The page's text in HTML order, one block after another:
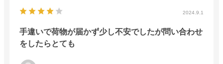
2024.9.1
手違いで荷物が届かず少し不安でしたが問い合わせ
をしたらとても